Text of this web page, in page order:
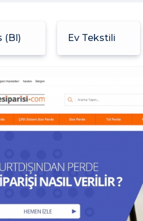
(BI) Ev Tekstili